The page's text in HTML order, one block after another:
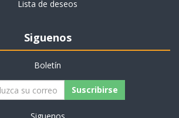
Lista de deseos
Siguenos
Boletín